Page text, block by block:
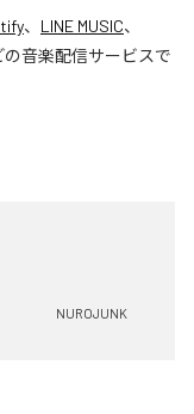
、 LINE MUSIC、
の音楽配信サービスで
NUROJUNK